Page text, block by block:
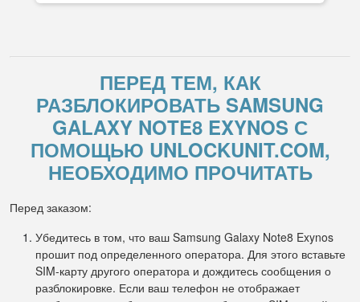
ПЕРЕД ТЕМ, КАК
РАЗБЛОКИРОВАТЬ SAMSUNG
GALAXY NOTE8 EXYNOS С
ПОМОЩЬЮ UNLOCKUNIT.COM,
НЕОБХОДИМО ПРОЧИТАТЬ
Перед заказом:
Убедитесь в том, что ваш Samsung Galaxy Note8 Exynos
прошит под определенного оператора. Для этого вставьте
SIM-карту другого оператора и дождитесь сообщения о
разблокировке. Если ваш телефон не отображает